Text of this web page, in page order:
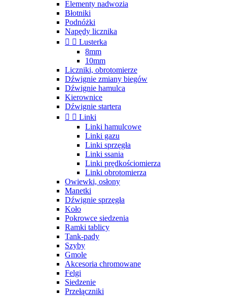
Elementy nadwozia
Błotniki
Podnóżki
Napędy licznika
  Lusterka
8mm
10mm
Liczniki, obrotomierze
Dźwignie zmiany biegów
Dźwignie hamulca
Kierownice
Dźwignie startera
  Linki
Linki hamulcowe
Linki gazu
Linki sprzęgła
Linki ssania
Linki prędkościomierza
Linki obrotomierza
Owiewki, osłony
Manetki
Dźwignie sprzęgła
Koło
Pokrowce siedzenia
Ramki tablicy
Tank-pady
Szyby
Gmole
Akcesoria chromowane
Felgi
Siedzenie
Przełączniki